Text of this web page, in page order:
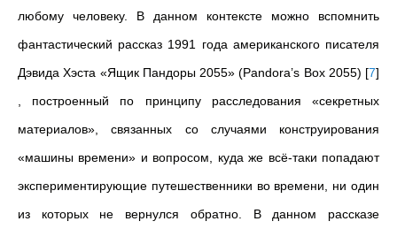
любому человеку. В данном контексте можно вспомнить
фантастический рассказ 1991 года американского писателя
Дэвида Хэста «Ящик Пандоры 2055» (Pandora’s Box 2055) [7]
, построенный по принципу расследования «секретных
материалов», связанных со случаями конструирования
«машины времени» и вопросом, куда же всё-таки попадают
экспериментирующие путешественники во времени, ни один
из которых не вернулся обратно. В данном рассказе